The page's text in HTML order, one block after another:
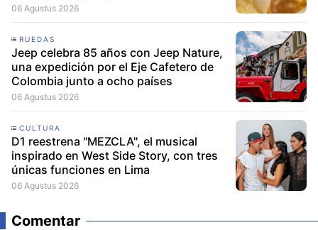
06 Agustus 2026
RUEDAS
Jeep celebra 85 años con Jeep Nature,
una expedición por el Eje Cafetero de
Colombia junto a ocho países
06 Agustus 2026
CULTURA
D1 reestrena "MEZCLA", el musical
inspirado en West Side Story, con tres
únicas funciones en Lima
06 Agustus 2026
Comentar